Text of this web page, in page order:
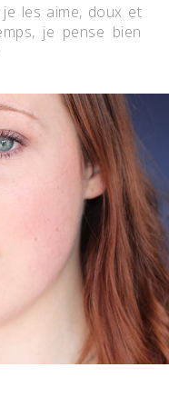
les aime, doux et
je pense bien